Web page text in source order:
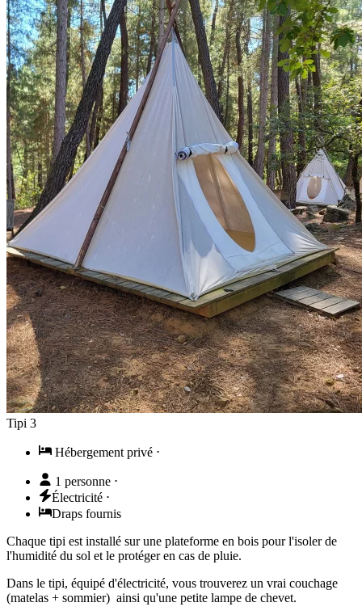
Tipi 3
Hébergement privé ⋅
1 personne ⋅
Électricité ⋅
Draps fournis
Chaque tipi est installé sur une plateforme en bois pour l'isoler de
l'humidité du sol et le protéger en cas de pluie.
Dans le tipi, équipé d'électricité, vous trouverez un vrai couchage
(matelas + sommier) ainsi qu'une petite lampe de chevet.